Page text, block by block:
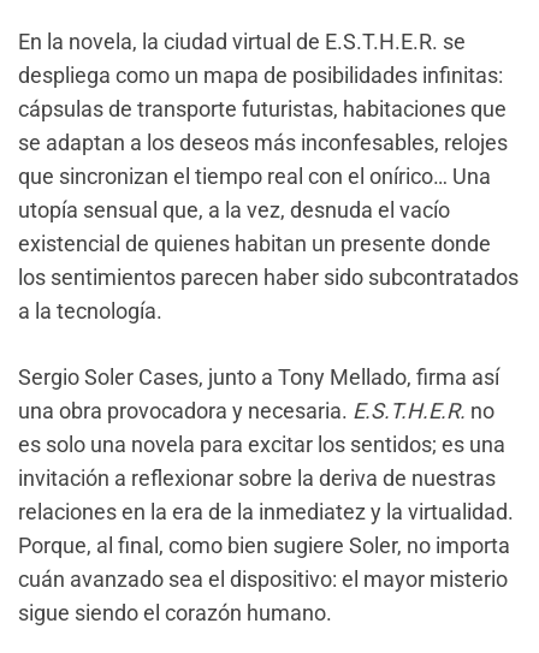
En la novela, la ciudad virtual de E.S.T.H.E.R. se
despliega como un mapa de posibilidades infinitas:
cápsulas de transporte futuristas, habitaciones que
se adaptan a los deseos más inconfesables, relojes
que sincronizan el tiempo real con el onírico… Una
utopía sensual que, a la vez, desnuda el vacío
existencial de quienes habitan un presente donde
los sentimientos parecen haber sido subcontratados
a la tecnología.
Sergio Soler Cases, junto a Tony Mellado, firma así
una obra provocadora y necesaria. E.S.T.H.E.R. no
es solo una novela para excitar los sentidos; es una
invitación a reflexionar sobre la deriva de nuestras
relaciones en la era de la inmediatez y la virtualidad.
Porque, al final, como bien sugiere Soler, no importa
cuán avanzado sea el dispositivo: el mayor misterio
sigue siendo el corazón humano.